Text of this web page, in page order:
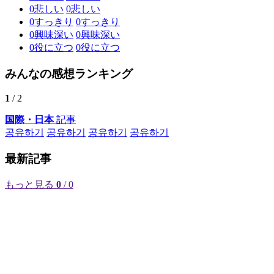
0悲しい 0悲しい
0すっきり 0すっきり
0興味深い 0興味深い
0役に立つ 0役に立つ
みんなの感想ランキング
1 / 2
国際・日本記事
공유하기
공유하기 공유하기 공유하기
最新記事
もっと見る 0 / 0